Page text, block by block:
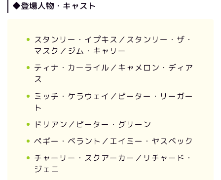
◆登場人物・キャスト
スタンリー・イプキス／スタンリー・ザ・
マスク／ジム・キャリー
ティナ・カーライル／キャメロン・ディア
ス
ミッチ・ケラウェイ／ピーター・リーガー
ト
ドリアン／ピーター・グリーン
ペギー・ベラント／エイミー・ヤスベック
チャーリー・スクアーカー／リチャード・
ジェニ